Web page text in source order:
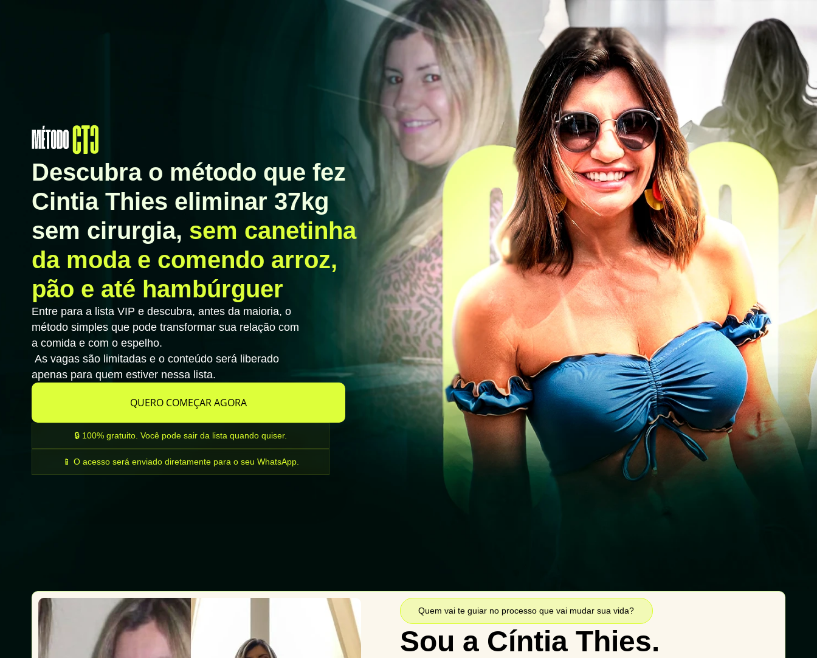
Descubra o método que fez
Cintia Thies eliminar 37kg
sem cirurgia, sem canetinha
da moda e comendo arroz,
pão e até hambúrguer
Entre para a lista VIP e descubra, antes da maioria, o
método simples que pode transformar sua relação com
a comida e com o espelho.
As vagas são limitadas e o conteúdo será liberado
apenas para quem estiver nessa lista.
QUERO COMEÇAR AGORA
🔒 100% gratuito. Você pode sair da lista quando quiser.
📱 O acesso será enviado diretamente para o seu WhatsApp.
Quem vai te guiar no processo que vai mudar sua vida?
Sou a Cíntia Thies.